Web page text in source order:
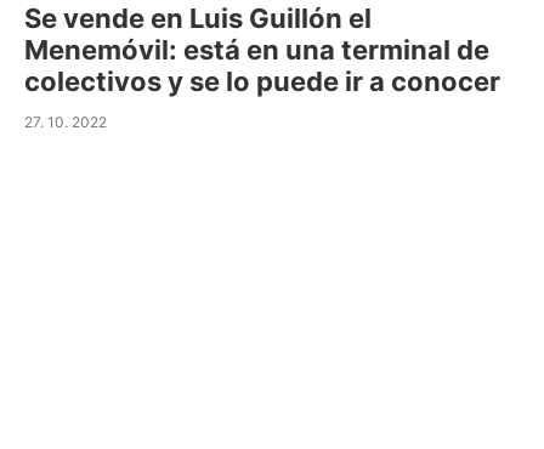
Se vende en Luis Guillón el
Menemóvil: está en una terminal de
colectivos y se lo puede ir a conocer
27. 10. 2022